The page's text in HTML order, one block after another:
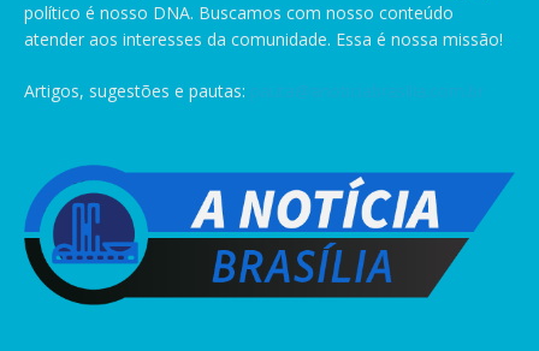
político é nosso DNA. Buscamos com nosso conteúdo
atender aos interesses da comunidade. Essa é nossa missão!
Artigos, sugestões e pautas: pauta@anoticiabrasilia.com.br